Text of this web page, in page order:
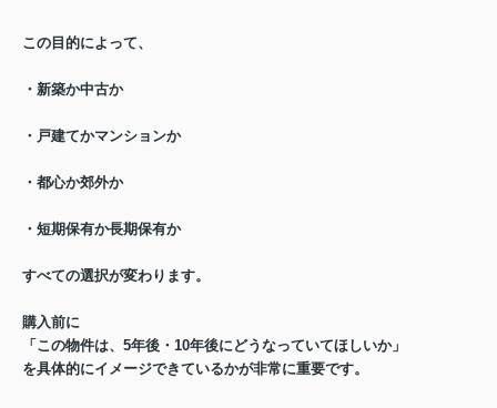
この目的によって、
・新築か中古か
・戸建てかマンションか
・都心か郊外か
・短期保有か長期保有か
すべての選択が変わります。
購入前に
「 この物件は、5年後・10年後にどうなっていてほしいか」
を具体的にイメージできているかが非常に重要です。